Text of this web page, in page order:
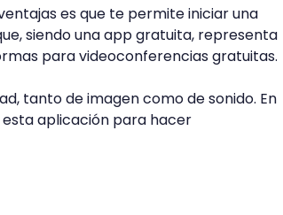
es que te permite iniciar una
siendo una app gratuita, representa
para videoconferencias gratuitas.
tanto de imagen como de sonido. En
esta aplicación para hacer